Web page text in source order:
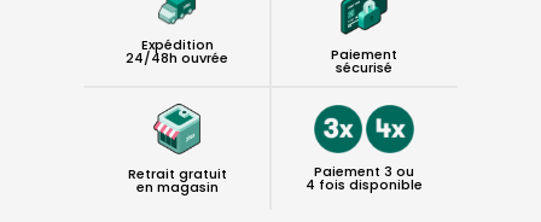
Expédition
24/48h ouvrée Paiement
sécurisé
Retrait gratuit
en magasin
Paiement 3 ou
4 fois disponible